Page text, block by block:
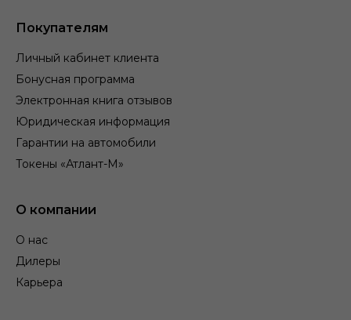
Покупателям
Личный кабинет клиента
Бонусная программа
Электронная книга отзывов
Юридическая информация
Гарантии на автомобили
Токены «Атлант-М»
О компании
О нас
Дилеры
Карьера